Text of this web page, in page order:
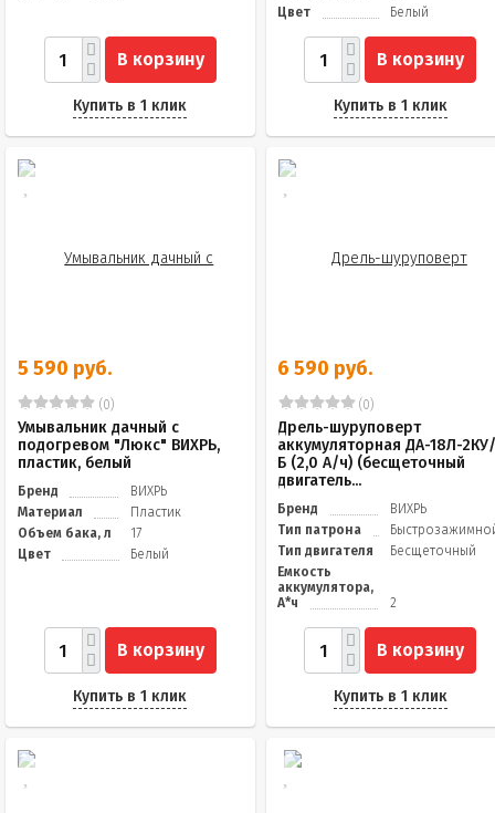
В корзину
Купить в 1 клик
Цвет
Белый
В корзину
Купить в 1 клик
5 590 руб.
(0)
Умывальник дачный с
подогревом "Люкс" ВИХРЬ,
пластик, белый
Бренд
ВИХРЬ
Материал
Пластик
Объем бака, л
17
Цвет
Белый
В корзину
Купить в 1 клик
6 590 руб.
(0)
Дрель-шуруповерт
аккумуляторная ДА-18Л-
Б (2,0 А/ч) (бесщеточный
двигатель...
Бренд
ВИХРЬ
Тип патрона
Тип двигателя
Бесщеточный
Емкость
аккумулятора,
А*ч
2
В корзину
Купить в 1 клик